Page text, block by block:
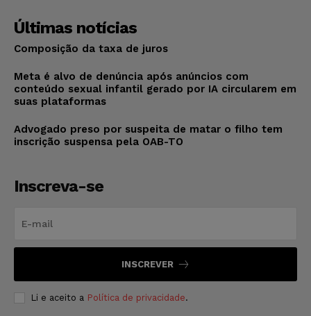
Últimas notícias
Composição da taxa de juros
Meta é alvo de denúncia após anúncios com
conteúdo sexual infantil gerado por IA circularem em
suas plataformas
Advogado preso por suspeita de matar o filho tem
inscrição suspensa pela OAB-TO
Inscreva-se
INSCREVER
Li e aceito a Política de privacidade.